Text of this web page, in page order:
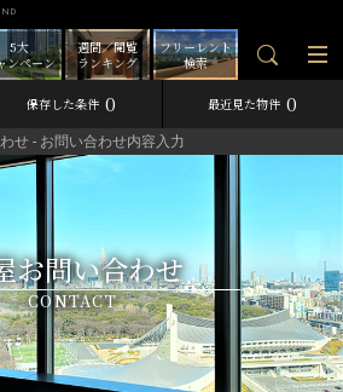
フリーレント
検索
週間／閲覧
ランキング
5大
ンペーン
保存した条件 0 最近見た物件 0
せ - お問い合わせ内容入力
お問い合わせ
CONTACT